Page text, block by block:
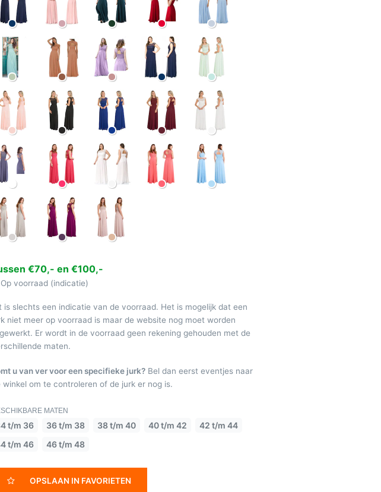
€70,- en €100,-
Op voorraad (indicatie)
is slechts een indicatie van de voorraad. Het is mogelijk dat een
niet meer op voorraad is maar de website nog moet worden
Er wordt in de voorraad geen rekening gehouden met de
maten.
u van ver voor een specifieke jurk? Bel dan eerst eventjes naar
winkel om te controleren of de jurk er nog is.
MATEN
t/m 36 36 t/m 38 38 t/m 40 40 t/m 42
42 t/m 44
t/m 46
46 t/m 48
OPSLAAN IN FAVORIETEN